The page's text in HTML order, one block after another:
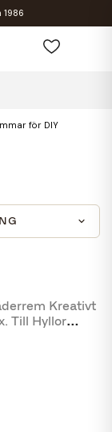
1986
för DIY
Kreativt
Till Hyllor